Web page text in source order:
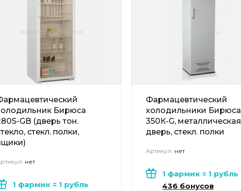
Бирюса
GB (дверь тон.
стекл. полки,
нет
1 фармик = 1 рубль
Фармацевтический
холодильники Бирюса
350К-G, металлическая
дверь, стекл. полки
Артикул: нет
1 фармик = 1 рубль
436 бонусов